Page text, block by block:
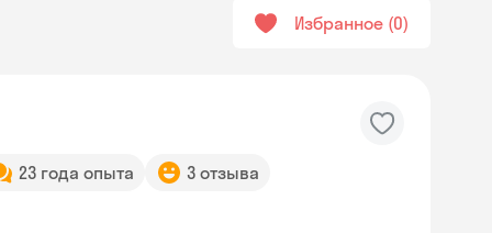
Избранное 0
23 года опыта 3 отзыва